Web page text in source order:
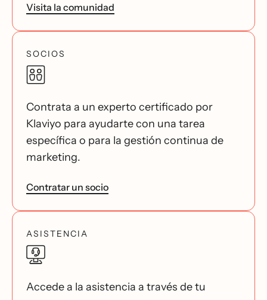
Visita la comunidad
SOCIOS
Contrata a un experto certificado por
Klaviyo para ayudarte con una tarea
específica o para la gestión continua de
marketing.
Contratar un socio
ASISTENCIA
Accede a la asistencia a través de tu